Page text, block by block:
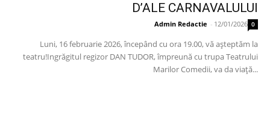
D’ALE CARNAVALULUI
Admin Redactie - 12/01/2026 0
Luni, 16 februarie 2026, începând cu ora 19.00, vă așteptăm la
teatru!Ingrăgitul regizor DAN TUDOR, împreună cu trupa Teatrului
Marilor Comedii, va da viață...